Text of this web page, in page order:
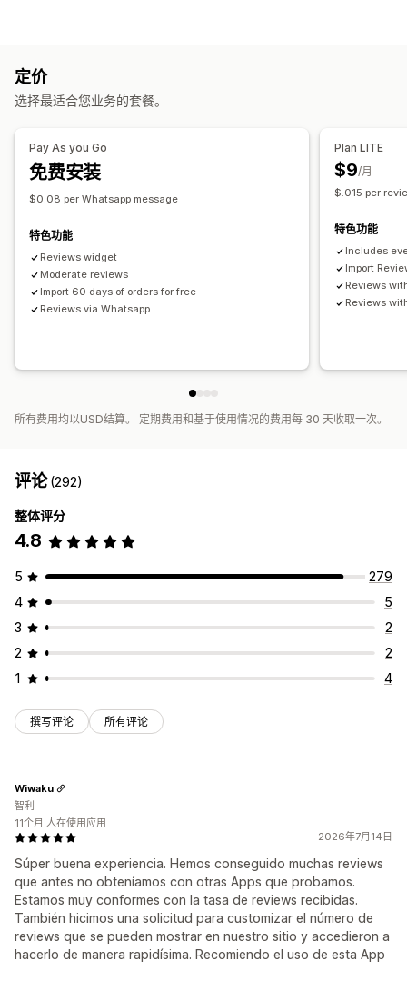
收集评论的方式
推送通知 促销 导入和导出
定价
选择最适合您业务的套餐。
Pay As you Go
免费安装
$0.08 per Whatsapp message
特色功能
Reviews widget
Moderate reviews
Import 60 days of orders for free
Reviews via Whatsapp
Plan LITE
$9/月
$.015 per
特色功能
Includes
Import
Reviews
Reviews
所有费用均以USD结算。 定期费用和基于使用情况的费用每 30 天收取一次。
评论(292)
整体评分
4.8
5
279
4
5
3
2
2
2
1
4
撰写评论 所有评论
2026年7月14日
Súper buena experiencia. Hemos conseguido muchas reviews
que antes no obteníamos con otras Apps que probamos.
Estamos muy conformes con la tasa de reviews recibidas.
También hicimos una solicitud para customizar el número de
reviews que se pueden mostrar en nuestro sitio y accedieron a
hacerlo de manera rapidísima. Recomiendo el uso de esta App
Wiwaku
智利
11个月 人在使用应用